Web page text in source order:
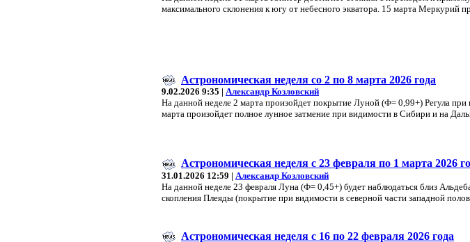
максимального склонения к югу от небесного экватора. 15 марта Меркурий
Астрономическая неделя со 2 по 8 марта 2026 года
9.02.2026 9:35 | Александр Козловский
На данной неделе 2 марта произойдет покрытие Луной (Ф= 0,99+) Регула
марта произойдет полное лунное затмение при видимости в Сибири и на
Астрономическая неделя с 23 февраля по 1 марта 2026
31.01.2026 12:59 | Александр Козловский
На данной неделе 23 февраля Луна (Ф= 0,45+) будет наблюдаться близ
скопления Плеяды (покрытие при видимости в северной части западной
Астрономическая неделя с 16 по 22 февраля 2026 года